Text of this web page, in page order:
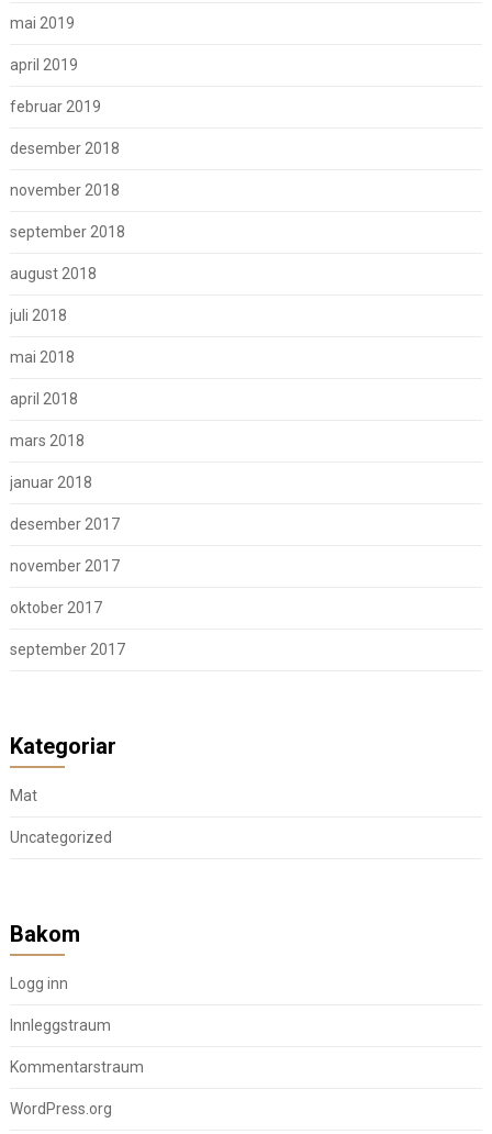
mai 2019
april 2019
februar 2019
desember 2018
november 2018
september 2018
august 2018
juli 2018
mai 2018
april 2018
mars 2018
januar 2018
desember 2017
november 2017
oktober 2017
september 2017
Kategoriar
Mat
Uncategorized
Bakom
Logg inn
Innleggstraum
Kommentarstraum
WordPress.org